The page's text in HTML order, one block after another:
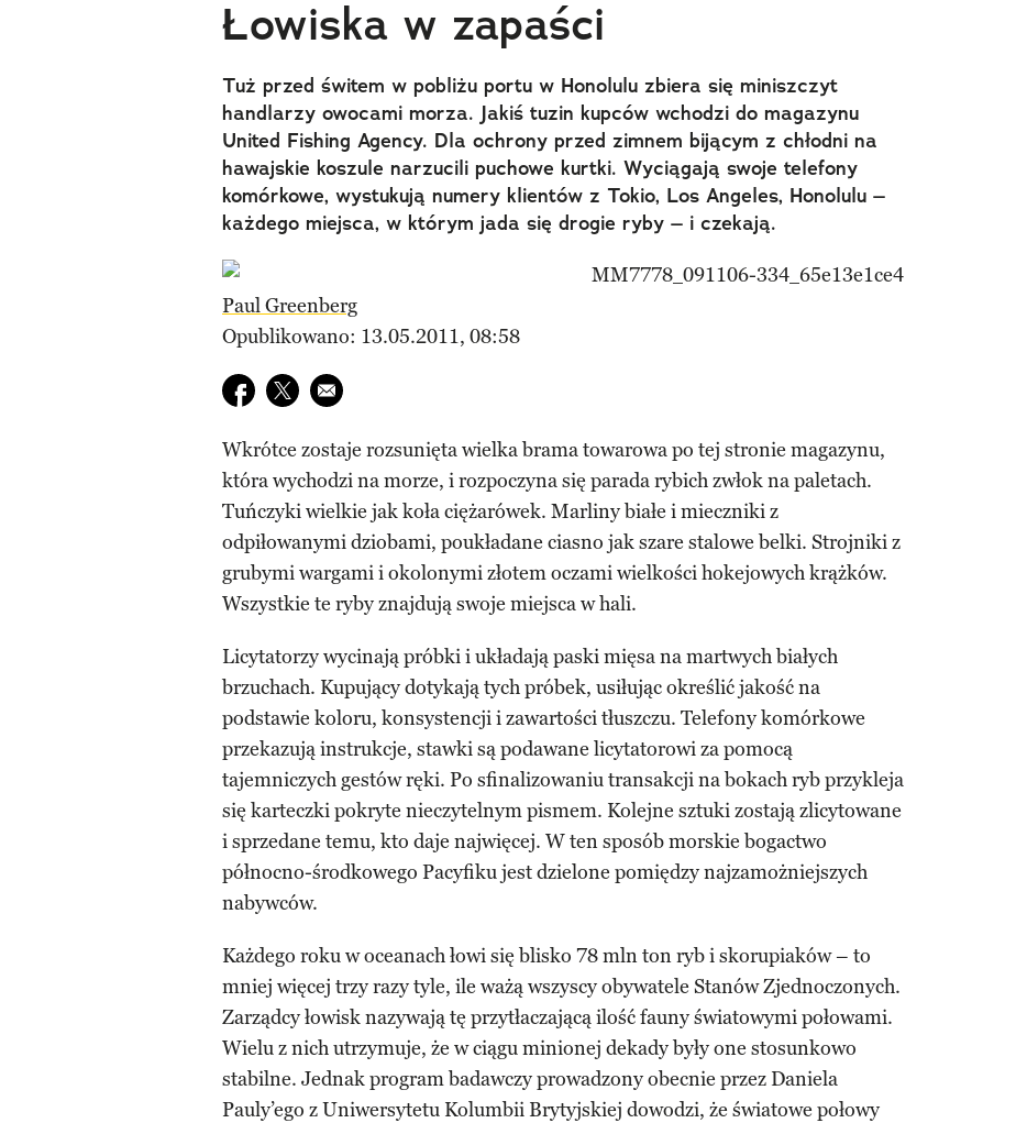
Łowiska w zapaści
Tuż przed świtem w pobliżu portu w Honolulu zbiera się miniszczyt
handlarzy owocami morza. Jakiś tuzin kupców wchodzi do magazynu
United Fishing Agency. Dla ochrony przed zimnem bijącym z chłodni na
hawajskie koszule narzucili puchowe kurtki. Wyciągają swoje telefony
komórkowe, wystukują numery klientów z Tokio, Los Angeles, Honolulu –
każdego miejsca, w którym jada się drogie ryby – i czekają.
Paul Greenberg
Opublikowano: 13.05.2011, 08:58
Udostępnij na facebook
Udostępnij na twitter
E-mail do przyjaciela
Wkrótce zostaje rozsunięta wielka brama towarowa po tej stronie magazynu,
która wychodzi na morze, i rozpoczyna się parada rybich zwłok na paletach.
Tuńczyki wielkie jak koła ciężarówek. Marliny białe i mieczniki z
odpiłowanymi dziobami, poukładane ciasno jak szare stalowe belki. Strojniki z
grubymi wargami i okolonymi złotem oczami wielkości hokejowych krążków.
Wszystkie te ryby znajdują swoje miejsca w hali.
Licytatorzy wycinają próbki i układają paski mięsa na martwych białych
brzuchach. Kupujący dotykają tych próbek, usiłując określić jakość na
podstawie koloru, konsystencji i zawartości tłuszczu. Telefony komórkowe
przekazują instrukcje, stawki są podawane licytatorowi za pomocą
tajemniczych gestów ręki. Po sfinalizowaniu transakcji na bokach ryb przykleja
się karteczki pokryte nieczytelnym pismem. Kolejne sztuki zostają zlicytowane
i sprzedane temu, kto daje najwięcej. W ten sposób morskie bogactwo
północno-środkowego Pacyfiku jest dzielone pomiędzy najzamożniejszych
nabywców.
Każdego roku w oceanach łowi się blisko 78 mln ton ryb i skorupiaków – to
mniej więcej trzy razy tyle, ile ważą wszyscy obywatele Stanów Zjednoczonych.
Zarządcy łowisk nazywają tę przytłaczającą ilość fauny światowymi połowami.
Wielu z nich utrzymuje, że w ciągu minionej dekady były one stosunkowo
stabilne. Jednak program badawczy prowadzony obecnie przez Daniela
Pauly’ego z Uniwersytetu Kolumbii Brytyjskiej dowodzi, że światowe połowy